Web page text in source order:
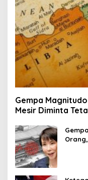
Gempa
Mesir Diminta